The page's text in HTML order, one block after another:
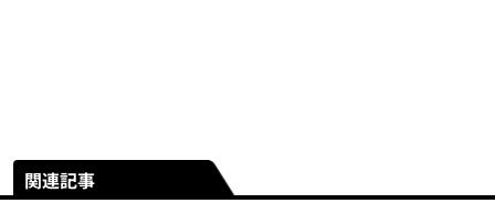
関連記事